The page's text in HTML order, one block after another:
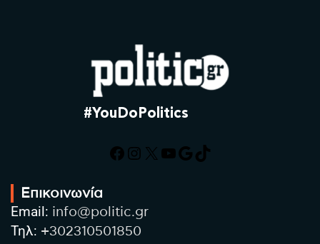
#YouDoPolitics
Facebook
Instagram
X YouTube
Google
TikTok
Επικοινωνία
Email: info@politic.gr
Τηλ: +302310501850